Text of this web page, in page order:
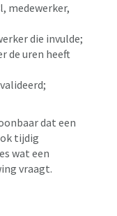
medewerker,
die invulde;
de uren heeft
dat een
tijdig
wat een
vraagt.